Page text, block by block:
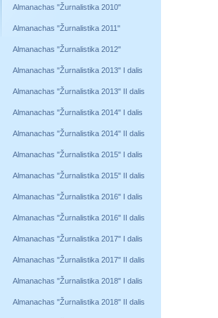
Almanachas "Žurnalistika 2010"
Almanachas "Žurnalistika 2011"
Almanachas "Žurnalistika 2012"
Almanachas "Žurnalistika 2013" I dalis
Almanachas "Žurnalistika 2013" II dalis
Almanachas "Žurnalistika 2014" I dalis
Almanachas "Žurnalistika 2014" II dalis
Almanachas "Žurnalistika 2015" I dalis
Almanachas "Žurnalistika 2015" II dalis
Almanachas "Žurnalistika 2016" I dalis
Almanachas "Žurnalistika 2016" II dalis
Almanachas "Žurnalistika 2017" I dalis
Almanachas "Žurnalistika 2017" II dalis
Almanachas "Žurnalistika 2018" I dalis
Almanachas "Žurnalistika 2018" II dalis